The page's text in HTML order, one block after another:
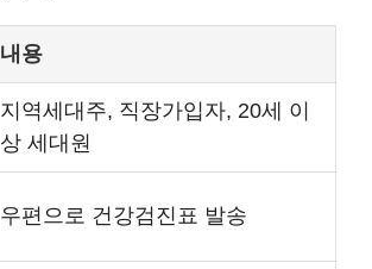
내용
지역세대주, 직장가입자, 20세 이
상 세대원
우편으로 건강검진표 발송